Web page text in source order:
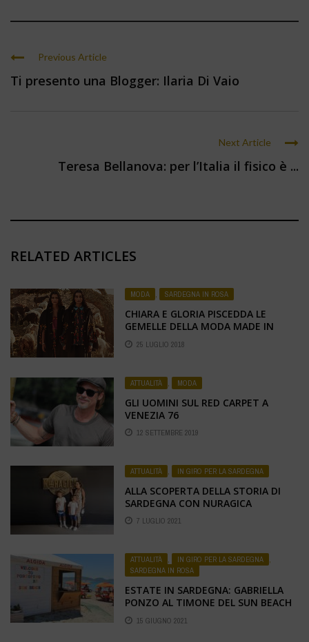
Previous Article
Ti presento una Blogger: Ilaria Di Vaio
Next Article
Teresa Bellanova: per l’Italia il fisico è ...
RELATED ARTICLES
MODA , SARDEGNA IN ROSA
CHIARA E GLORIA PISCEDDA LE
GEMELLE DELLA MODA MADE IN
SARDINIA
25 LUGLIO 2018
ATTUALITÀ MODA
GLI UOMINI SUL RED CARPET A
VENEZIA 76
12 SETTEMBRE 2019
ATTUALITÀ , IN GIRO PER LA SARDEGNA
ALLA SCOPERTA DELLA STORIA DI
SARDEGNA CON NURAGICA
7 LUGLIO 2021
ATTUALITÀ , IN GIRO PER LA SARDEGNA
,
SARDEGNA IN ROSA
ESTATE IN SARDEGNA: GABRIELLA
PONZO AL TIMONE DEL SUN BEACH
15 GIUGNO 2021